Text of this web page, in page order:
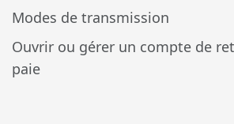
Modes de transmission
Ouvrir ou gérer un compte de
paie